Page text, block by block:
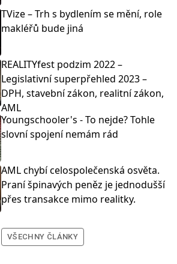
TVize – Trh s bydlením se mění, role
makléřů bude jiná
REALITYfest podzim 2022 –
Legislativní superpřehled 2023 –
DPH, stavební zákon, realitní zákon,
AML
Youngschooler's - To nejde? Tohle
slovní spojení nemám rád
AML chybí celospolečenská osvěta.
Praní špinavých peněz je jednodušší
přes transakce mimo realitky.
VŠECHNY ČLÁNKY